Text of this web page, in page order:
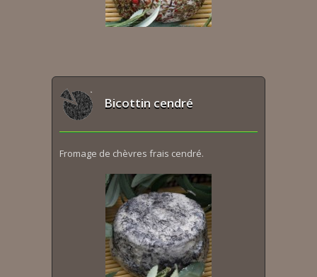
Bicottin cendré
Fromage de chèvres frais cendré.